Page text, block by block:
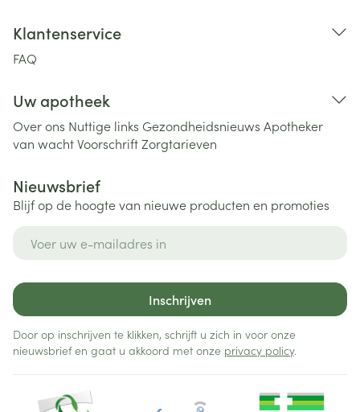
Klantenservice
FAQ
Uw apotheek
Over ons Nuttige links Gezondheidsnieuws Apotheker
van wachtVoorschriftZorgtarieven
Nieuwsbrief
Blijf op de hoogte van nieuwe producten en promoties
Inschrijven
Door op inschrijven te klikken, schrijft u zich in voor onze
nieuwsbrief en gaat u akkoord met onze privacy policy.